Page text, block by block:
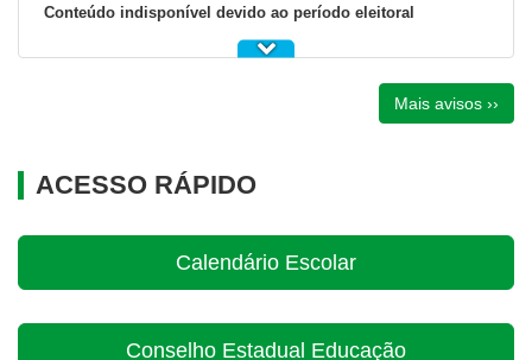
Conteúdo indisponível devido ao período eleitoral
Mais avisos ››
ACESSO RÁPIDO
Calendário Escolar
Conselho Estadual Educação